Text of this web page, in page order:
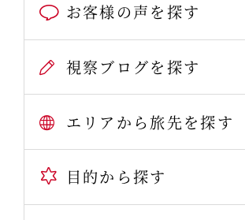
お客様の声を探す
視察ブログを探す
エリアから旅先を探す
目的から探す